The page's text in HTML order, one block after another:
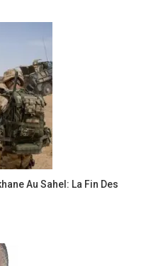
Au Sahel: La Fin Des